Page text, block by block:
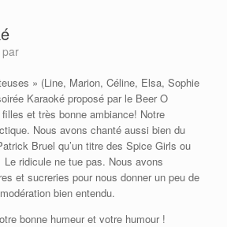
par
» (Line, Marion, Céline, Elsa, Sophie
Karaoké proposé par le Beer O
et très bonne ambiance! Notre
Nous avons chanté aussi bien du
Bruel qu’un titre des Spice Girls ou
ridicule ne tue pas. Nous avons
et sucreries pour nous donner un peu de
bien entendu.
bonne humeur et votre humour !